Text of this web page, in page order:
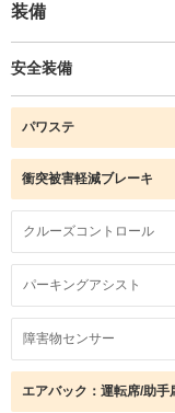
装備
安全装備
パワステ
衝突被害軽減ブレーキ
クルーズコントロール
パーキングアシスト
障害物センサー
エアバック：運転席/助手